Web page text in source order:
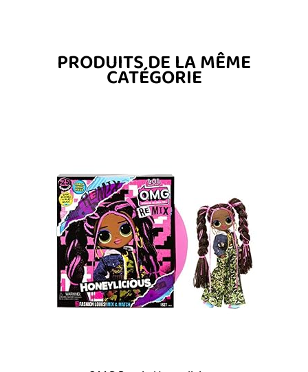
PRODUITS DE LA MÊME
CATÉGORIE